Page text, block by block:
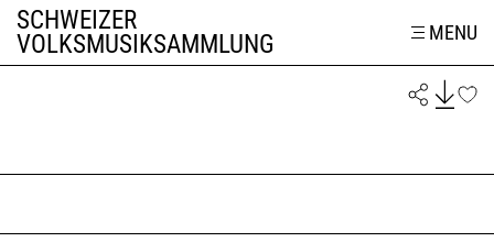
SCHWEIZER
VOLKSMUSIKSAMMLUNG
MENU